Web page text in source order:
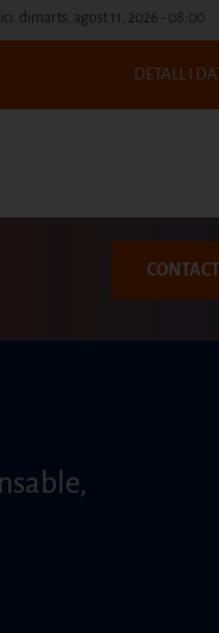
dimarts, agost 11, 2026 - 08:00
DETALL I